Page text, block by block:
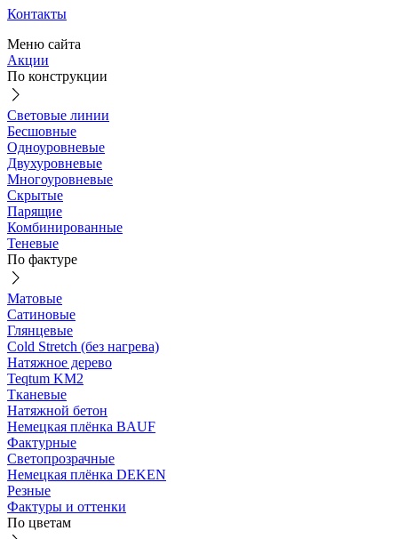
Контакты
Меню сайта
Акции
По конструкции
Световые линии
Бесшовные
Одноуровневые
Двухуровневые
Многоуровневые
Скрытые
Парящие
Комбинированные
Теневые
По фактуре
Матовые
Сатиновые
Глянцевые
Cold Stretch (без нагрева)
Натяжное дерево
Teqtum KM2
Тканевые
Натяжной бетон
Немецкая плёнка BAUF
Фактурные
Светопрозрачные
Немецкая плёнка DEKEN
Резные
Фактуры и оттенки
По цветам